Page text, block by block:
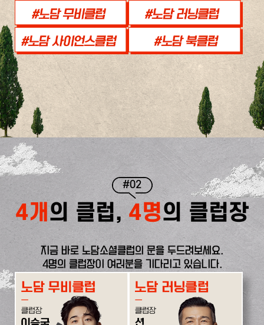
#02
4개 의 클럽, 4명의 클럽장
지금 바로 노담소셜클럽의 문을 두드려보세요.
4명의 클럽장이 여러분을 기다리고 있습니다.